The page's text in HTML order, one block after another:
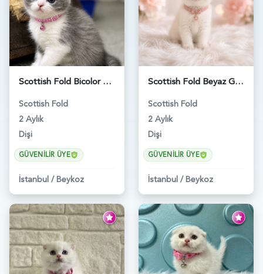
Scottish Fold Bicolor Lilac Dişi - 6014
Scottish Fold
2 Aylık
Dişi
GÜVENILIR ÜYE
İstanbul / Beykoz
Scottish Fold Beyaz Güzellik 2 Aylık - 4690
Scottish Fold
2 Aylık
Dişi
GÜVENILIR ÜYE
İstanbul / Beykoz